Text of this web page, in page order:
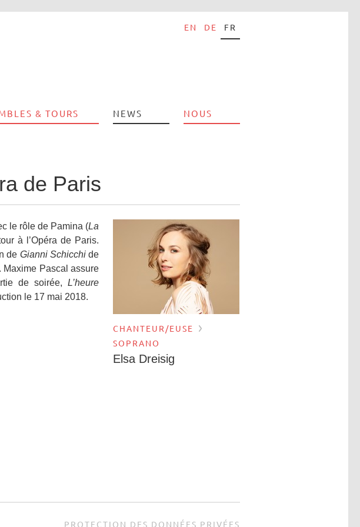
EN DE FR
& TOURS NEWS NOUS
de Paris
le rôle de Pamina (La
à l’Opéra de Paris.
de Gianni Schicchide
Maxime Pascal assure
de soirée, L’heure
le 17 mai 2018.
CHANTEUR/EUSE
SOPRANO
Elsa Dreisig
PROTECTION DES DONNÉES PRIVÉES